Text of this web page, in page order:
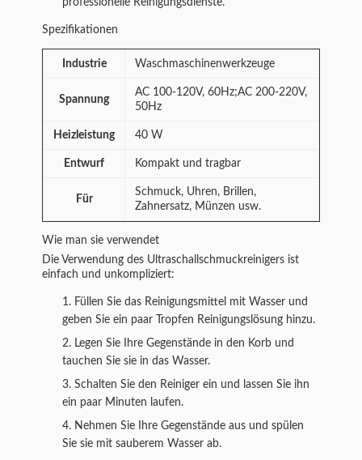
professionelle Reinigungsdienste.
Spezifikationen
Industrie Waschmaschinenwerkzeuge
Spannung
AC 100-120V, 60Hz;AC 200-220V,
50Hz
Heizleistung 40 W
Entwurf Kompakt und tragbar
Für
Schmuck, Uhren, Brillen,
Zahnersatz, Münzen usw.
Wie man sie verwendet
Die Verwendung des Ultraschallschmuckreinigers ist
einfach und unkompliziert:
Füllen Sie das Reinigungsmittel mit Wasser und
geben Sie ein paar Tropfen Reinigungslösung hinzu.
Legen Sie Ihre Gegenstände in den Korb und
tauchen Sie sie in das Wasser.
Schalten Sie den Reiniger ein und lassen Sie ihn
ein paar Minuten laufen.
Nehmen Sie Ihre Gegenstände aus und spülen
Sie sie mit sauberem Wasser ab.